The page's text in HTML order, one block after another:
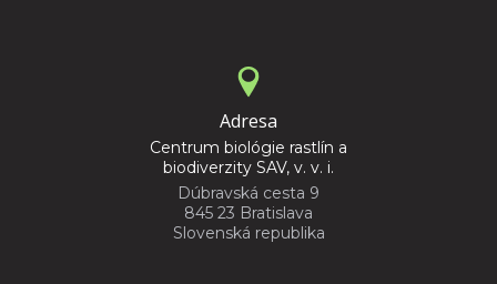
Adresa
Centrum biológie rastlín a
biodiverzity SAV, v. v. i.
Dúbravská cesta 9
845 23 Bratislava
Slovenská republika